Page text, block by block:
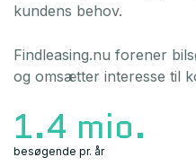
kundens behov.
Findleasing.nu forener
og omsætter interesse til
1.4 mio.
besøgende pr. år